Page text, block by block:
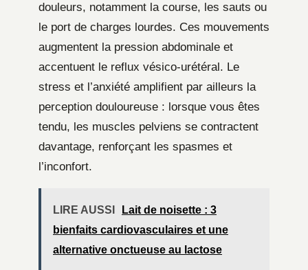
douleurs, notamment la course, les sauts ou
le port de charges lourdes. Ces mouvements
augmentent la pression abdominale et
accentuent le reflux vésico-urétéral. Le
stress et l’anxiété amplifient par ailleurs la
perception douloureuse : lorsque vous êtes
tendu, les muscles pelviens se contractent
davantage, renforçant les spasmes et
l’inconfort.
LIRE AUSSI
Lait de noisette : 3
bienfaits cardiovasculaires et une
alternative onctueuse au lactose